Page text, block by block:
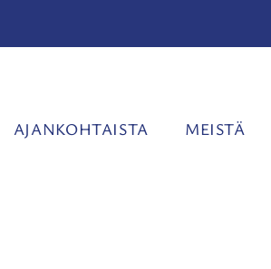
AJANKOHTAISTA MEISTÄ